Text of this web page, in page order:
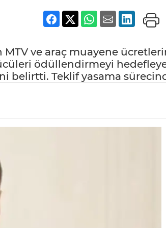
ve araç muayene
ödüllendirmeyi
belirtti. Teklif yasama